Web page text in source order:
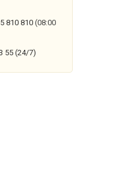
810 810 (08:00
55 (24/7)